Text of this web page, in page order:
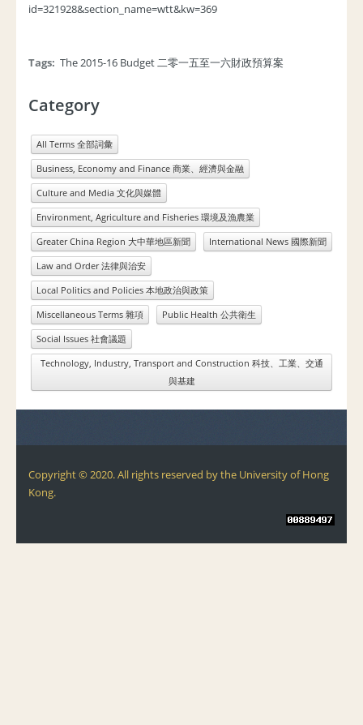
id=321928&section_name=wtt&kw=369
Tags: The 2015-16 Budget 二零一五至一六財政預算案
Category
All Terms 全部詞彙
Business, Economy and Finance 商業、經濟與金融
Culture and Media 文化與媒體
Environment, Agriculture and Fisheries 環境及漁農業
Greater China Region 大中華地區新聞
International News 國際新聞
Law and Order 法律與治安
Local Politics and Policies 本地政治與政策
Miscellaneous Terms 雜項
Public Health 公共衛生
Social Issues 社會議題
Technology, Industry, Transport and Construction 科技、工業、交通
與基建
Copyright © 2020. All rights reserved by the University of Hong
Kong.